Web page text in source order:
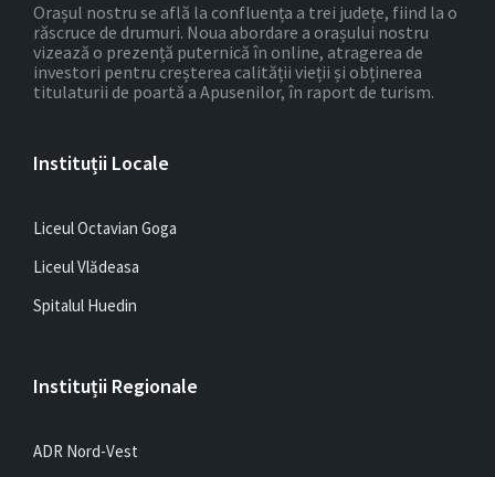
Orașul nostru se află la confluența a trei județe, fiind la o
răscruce de drumuri. Noua abordare a orașului nostru
vizează o prezență puternică în online, atragerea de
investori pentru creșterea calității vieții și obținerea
titulaturii de poartă a Apusenilor, în raport de turism.
Instituții Locale
Liceul Octavian Goga
Liceul Vlădeasa
Spitalul Huedin
Instituții Regionale
ADR Nord-Vest